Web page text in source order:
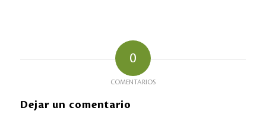
0
COMENTARIOS
Dejar un comentario